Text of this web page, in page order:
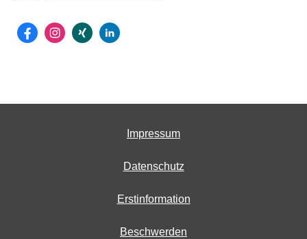
Impressum
Datenschutz
Erstinformation
Beschwerden